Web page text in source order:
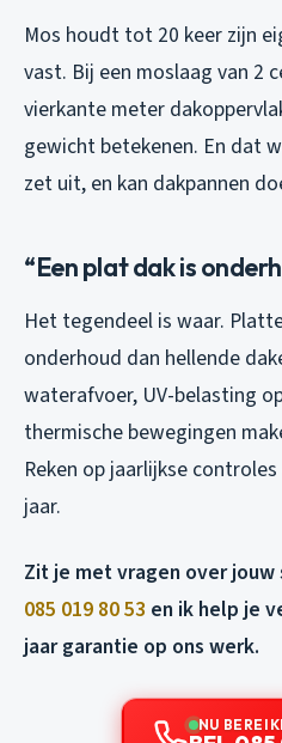
Mos houdt tot 20 keer zijn
vast. Bij een moslaag van 2
vierkante meter
gewicht betekenen. En dat
zet uit, en kan dakpannen
“Een plat dak is
Het tegendeel is waar.
onderhoud dan hellende
waterafvoer, UV-belasting
thermische bewegingen
Reken op jaarlijkse
jaar.
Zit je met vragen over
085 019 80 53 en ik help je
jaar garantie op ons werk.
NU